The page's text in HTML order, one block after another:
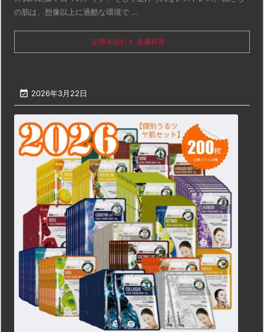
の肌は、想像以上に過酷な環境で ...
記事を読む 皮膚科医 ...
 2026年3月22日